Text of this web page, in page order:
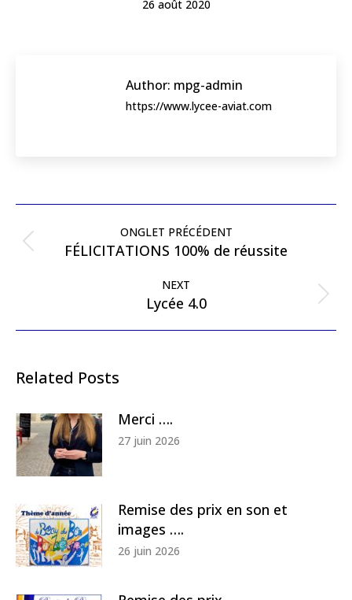
26 août 2020
Author: mpg-admin
https://www.lycee-aviat.com
Post
navigation ONGLET PRÉCÉDENT
Previous
FÉLICITATIONS 100% de réussite
NEXT
Next
Lycée 4.0
Related Posts
Merci ….
27 juin 2026
Remise des prix en son et
images ….
26 juin 2026